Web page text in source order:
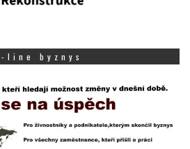
line byznys